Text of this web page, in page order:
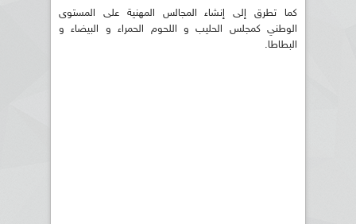
كما تطرق إلى إنشاء المجالس المهنية على المستوى
الوطني كمجلس الحليب و اللحوم الحمراء و البيضاء و
البطاطا.